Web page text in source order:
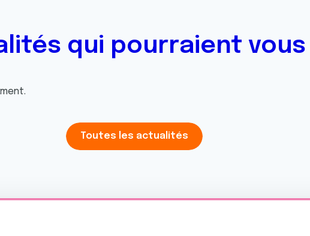
qui pourraient
Toutes les actualités